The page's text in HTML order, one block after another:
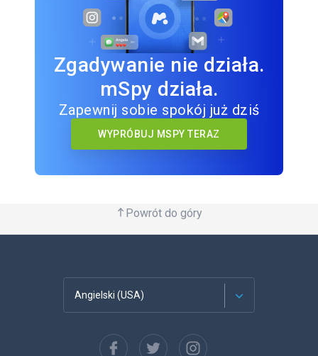
Zgadywanie nie działa.
mSpy działa.
Zapewnij sobie spokój już dziś
WYPRÓBUJ MSPY TERAZ
Powrót do góry
Angielski (USA)